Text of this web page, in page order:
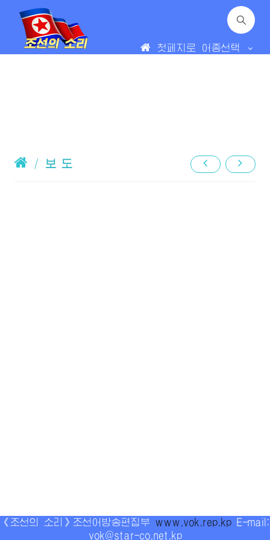
첫페지로 어종선택
/ 보 도
《조선의 소리》조선어방송편집부 www.vok.rep.kp E-mail:
vok@star-co.net.kp